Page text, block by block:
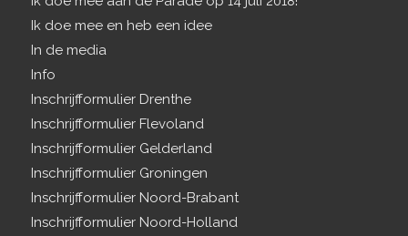
Ik doe mee en heb een idee
In de media
Info
Inschrijfformulier Drenthe
Inschrijfformulier Flevoland
Inschrijfformulier Gelderland
Inschrijfformulier Groningen
Inschrijfformulier Noord-Brabant
Inschrijfformulier Noord-Holland